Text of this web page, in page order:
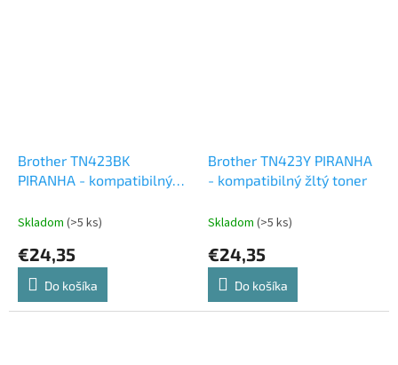
Brother TN423BK
PIRANHA - kompatibilný
Skladom (>5 ks)
€24,35
Do košíka
Brother TN423Y PIRANHA
- kompatibilný žltý toner
Skladom (>5 ks)
€24,35
Do košíka